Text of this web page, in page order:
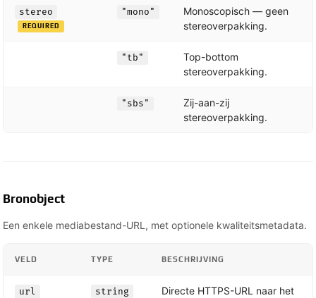
stereo
REQUIRED
"mono"
Monoscopisch — geen
stereoverpakking.
"tb"
Top-bottom
stereoverpakking.
"sbs"
Zij-aan-zij
stereoverpakking.
Bronobject
Een enkele mediabestand-URL, met optionele kwaliteitsmetadata.
VELD TYPE BESCHRIJVING
url string
Directe HTTPS-URL naar het